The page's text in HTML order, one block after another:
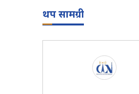
थप सामग्री